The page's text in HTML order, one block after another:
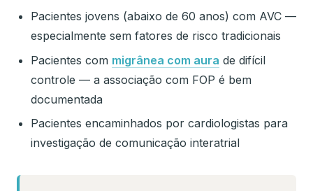
Pacientes jovens (abaixo de 60 anos) com AVC —
especialmente sem fatores de risco tradicionais
Pacientes com migrânea com aura de difícil
controle — a associação com FOP é bem
documentada
Pacientes encaminhados por cardiologistas para
investigação de comunicação interatrial